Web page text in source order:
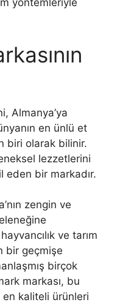
yöntemleriyle
Almanya’ya
en ünlü et
biri olarak bilinir.
lezzetlerini
eden bir markadır.
zengin ve
ve tarım
bir geçmişe
birçok
markası, bu
kaliteli ürünleri